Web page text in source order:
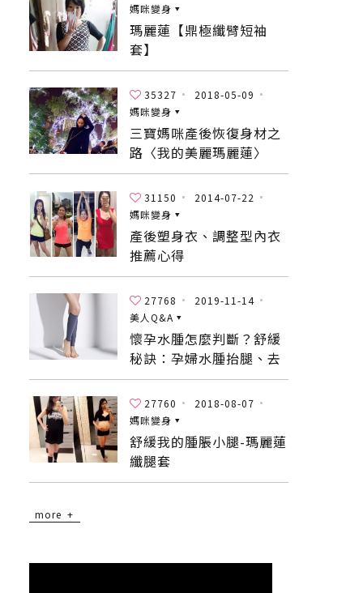
媽咪變身
瑪麗蓮【鼎極纖臂短袖
套】
35327
2018-05-09
媽咪變身
三寶媽咪產後恢復身材之
路〈我的美麗瑪麗蓮〉
31150
2014-07-22
媽咪變身
產後塑身衣、調整型內衣
推薦心得
27768
2019-11-14
美人Q&A
懷孕水腫怎麼判斷？舒緩
秘訣：孕婦水腫抬腿、去
水腫食物、襪套！
27760
2018-08-07
媽咪變身
舒緩我的腫脹小腿-瑪麗蓮
纖腿套
more